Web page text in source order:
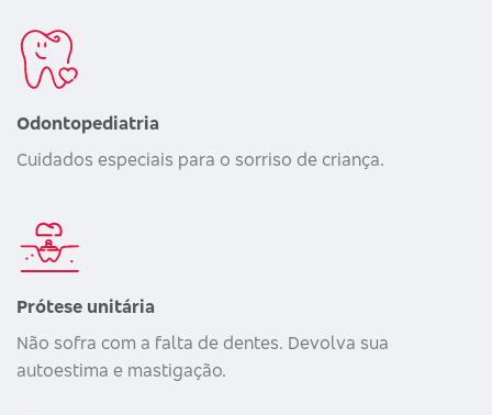
Odontopediatria
Cuidados especiais para o sorriso de criança.
Prótese unitária
Não sofra com a falta de dentes. Devolva sua
autoestima e mastigação.